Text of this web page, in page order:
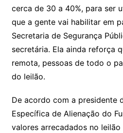
cerca de 30 a 40%, para ser
que a gente vai habilitar em
Secretaria de Segurança
secretária. Ela ainda reforça
remota, pessoas de todo o
do leilão.
De acordo com a presidente
Específica de Alienação do
valores arrecadados no leilão